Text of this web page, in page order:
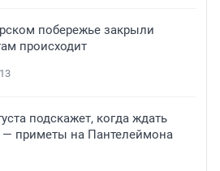
побережье закрыли
происходит
13
подскажет, когда ждать
— приметы на Пантелеймона